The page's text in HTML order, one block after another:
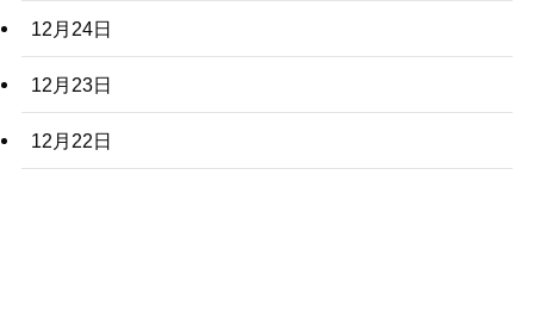
12月24日
12月23日
12月22日